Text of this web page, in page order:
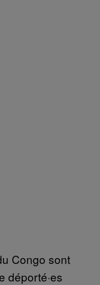
Congo sont
déporté·es